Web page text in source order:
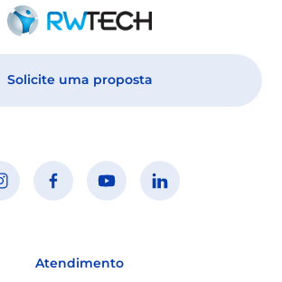
Solicite uma proposta
Atendimento